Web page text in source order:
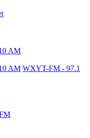
AM
AM WXYT-FM - 97.1